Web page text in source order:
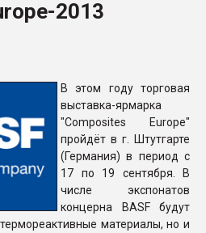
покупка, обмен
2013
В этом году торговая
выставка-ярмарка
"Composites Europe"
пройдёт в г. Штутгарте
(Германия) в период с
17 по 19 сентября. В
числе экспонатов
концерна BASF будут
материалы, но и